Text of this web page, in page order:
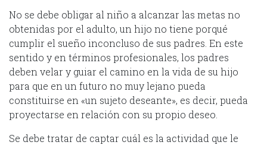
No se debe obligar al niño a alcanzar las metas no
obtenidas por el adulto, un hijo no tiene porqué
cumplir el sueño inconcluso de sus padres. En este
sentido y en términos profesionales, los padres
deben velar y guiar el camino en la vida de su hijo
para que en un futuro no muy lejano pueda
constituirse en «un sujeto deseante», es decir, pueda
proyectarse en relación con su propio deseo.
Se debe tratar de captar cuál es la actividad que le